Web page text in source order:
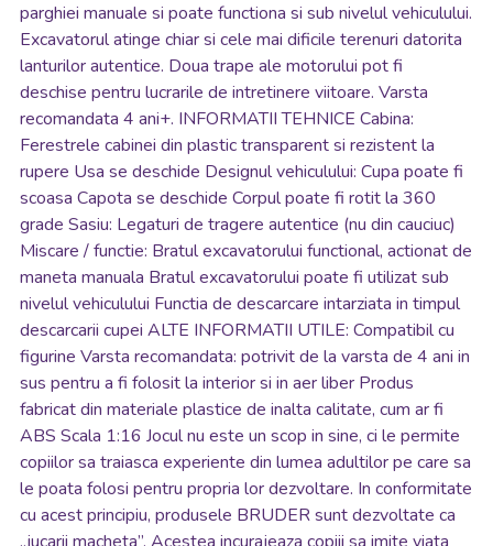
parghiei manuale si poate functiona si sub nivelul vehiculului.
Excavatorul atinge chiar si cele mai dificile terenuri datorita
lanturilor autentice. Doua trape ale motorului pot fi
deschise pentru lucrarile de intretinere viitoare. Varsta
recomandata 4 ani+. INFORMATII TEHNICE Cabina:
Ferestrele cabinei din plastic transparent si rezistent la
rupere Usa se deschide Designul vehiculului: Cupa poate fi
scoasa Capota se deschide Corpul poate fi rotit la 360
grade Sasiu: Legaturi de tragere autentice (nu din cauciuc)
Miscare / functie: Bratul excavatorului functional, actionat de
maneta manuala Bratul excavatorului poate fi utilizat sub
nivelul vehiculului Functia de descarcare intarziata in timpul
descarcarii cupei ALTE INFORMATII UTILE: Compatibil cu
figurine Varsta recomandata: potrivit de la varsta de 4 ani in
sus pentru a fi folosit la interior si in aer liber Produs
fabricat din materiale plastice de inalta calitate, cum ar fi
ABS Scala 1:16 Jocul nu este un scop in sine, ci le permite
copiilor sa traiasca experiente din lumea adultilor pe care sa
le poata folosi pentru propria lor dezvoltare. In conformitate
cu acest principiu, produsele BRUDER sunt dezvoltate ca